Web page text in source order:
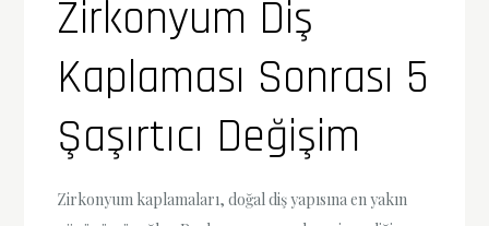
Zirkonyum Diş
Kaplaması Sonrası 5
Şaşırtıcı Değişim
Zirkonyum kaplamaları, doğal diş yapısına en yakın